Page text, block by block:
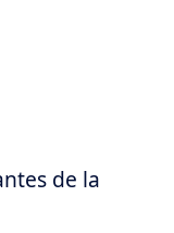
de la